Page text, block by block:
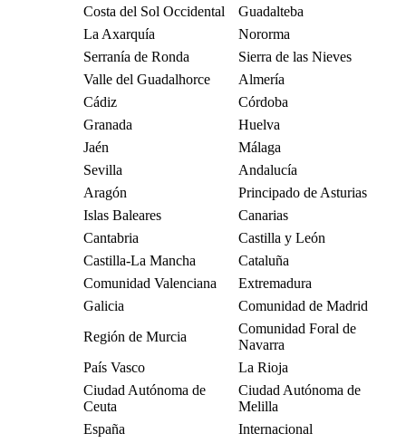
Costa del Sol Occidental
Guadalteba
La Axarquía
Nororma
Serranía de Ronda
Sierra de las Nieves
Valle del Guadalhorce
Almería
Cádiz
Córdoba
Granada
Huelva
Jaén
Málaga
Sevilla
Andalucía
Aragón
Principado de Asturias
Islas Baleares
Canarias
Cantabria
Castilla y León
Castilla-La Mancha
Cataluña
Comunidad Valenciana
Extremadura
Galicia
Comunidad de Madrid
Región de Murcia
Comunidad Foral de
Navarra
País Vasco
La Rioja
Ciudad Autónoma de
Ceuta
Ciudad Autónoma de
Melilla
España
Internacional